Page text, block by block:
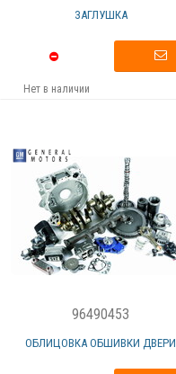
ЗАГЛУШКА
Нет в наличии
96490453
ОБЛИЦОВКА ОБШИВКИ ДВЕРИ